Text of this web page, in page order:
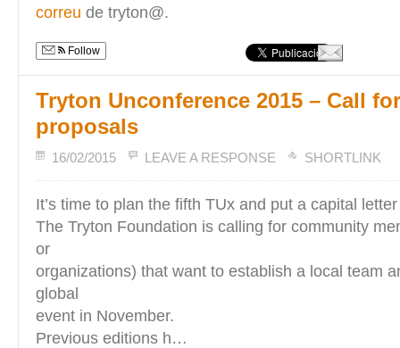
correu de tryton@.
Follow
Tryton Unconference 2015 – Call
proposals
16/02/2015 LEAVE A RESPONSE SHORTLINK
It’s time to plan the fifth TUx and put a capital
The Tryton Foundation is calling for community
or
organizations) that want to establish a local team
global
event in November.
Previous editions h…